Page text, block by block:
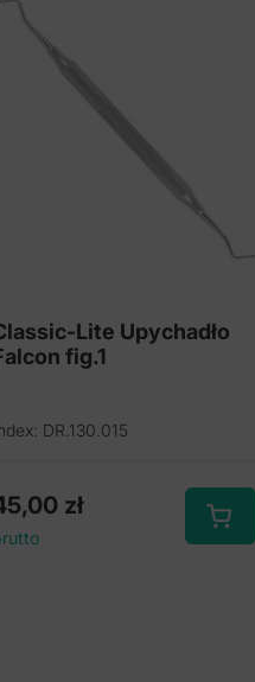
Lite Upychadło
fig.1
DR.130.015
zł